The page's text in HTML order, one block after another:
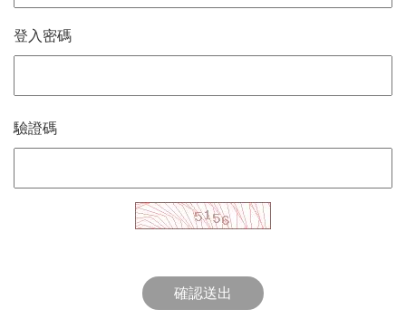
登入密碼
驗證碼
確認送出